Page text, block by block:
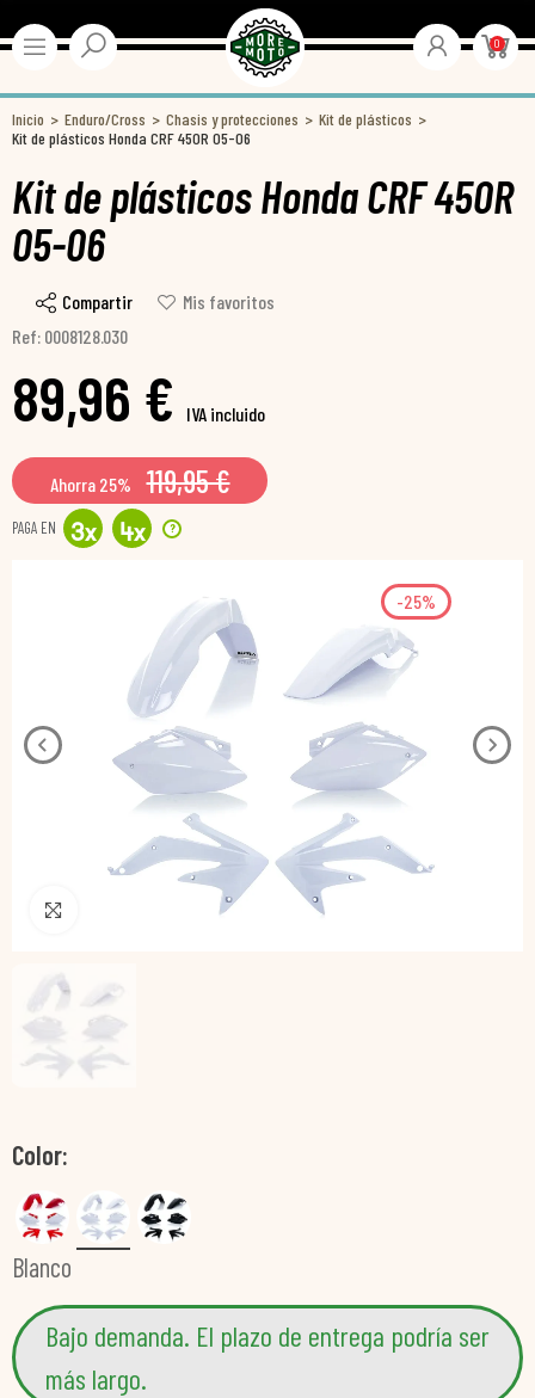
0
Inicio Enduro/Cross Chasis y protecciones
Kit de plásticos
Kit de plásticos Honda CRF 450R 05-06
Kit de plásticos Honda CRF 450R
05-06
Compartir
Mis favoritos
Ref: 0008128.030
89,96 € IVA incluido
Ahorra 25% 119,95 €
PAGA EN 3x 4x ?
-25%
Pincha para agrandar
Color
Blanco
Bajo demanda. El plazo de entrega podría ser
más largo.